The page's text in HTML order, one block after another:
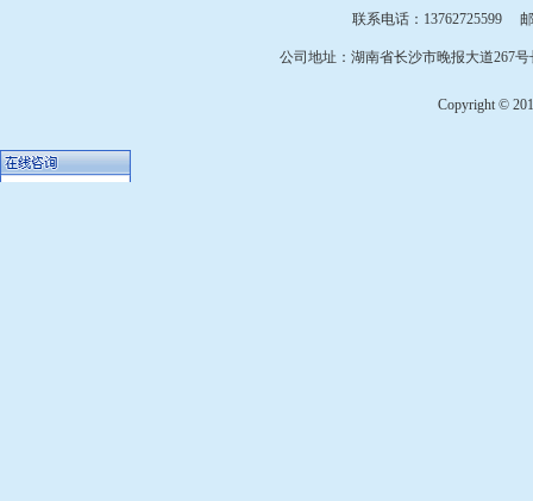
联系电话：13762725599
公司地址：湖南省长沙市晚报大道267
Copyright ©